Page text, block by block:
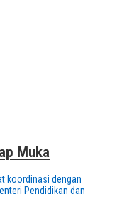
Muka
koordinasi dengan
Pendidikan dan